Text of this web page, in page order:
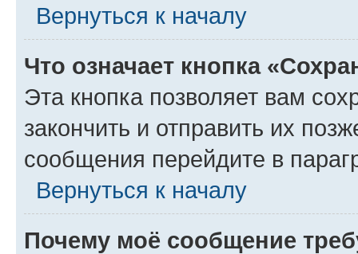
Вернуться к началу
Что означает кнопка
Эта кнопка позволяет вам
закончить и отправить их
сообщения перейдите в
Вернуться к началу
Почему моё сообщение